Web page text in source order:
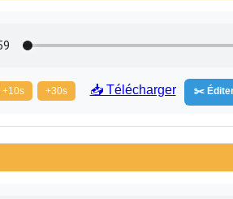
+10s +30s 📥 Télécharger ✂️